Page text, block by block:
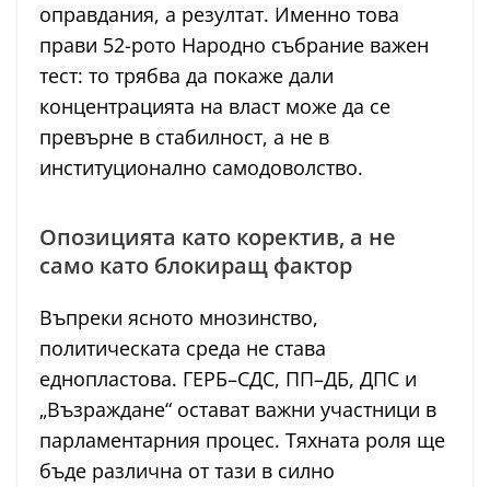
оправдания, а резултат. Именно това
прави 52-рото Народно събрание важен
тест: то трябва да покаже дали
концентрацията на власт може да се
превърне в стабилност, а не в
институционално самодоволство.
Опозицията като коректив, а не
само като блокиращ фактор
Въпреки ясното мнозинство,
политическата среда не става
еднопластова. ГЕРБ–СДС, ПП–ДБ, ДПС и
„Възраждане“ остават важни участници в
парламентарния процес. Тяхната роля ще
бъде различна от тази в силно